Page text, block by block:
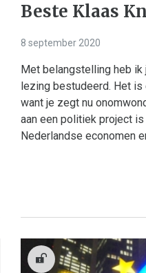
Beste Klaas
8 september 2020
Met belangstelling heb ik
lezing bestudeerd. Het
want je zegt nu
aan een politiek project
Nederlandse economen